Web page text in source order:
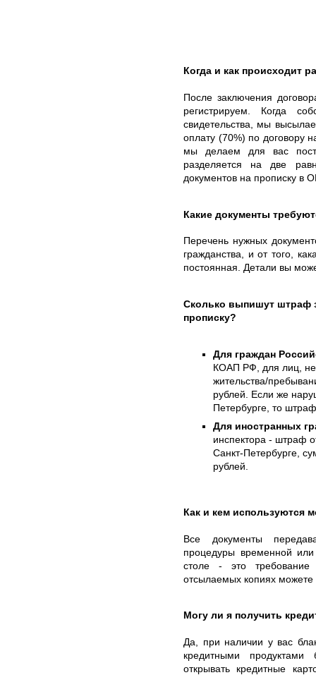
Когда и как происходит
После заключения
регистрируем. Когда
свидетельства, мы
оплату (70%) по договору
мы делаем для вас
разделяется на две
документов на прописку в
Какие документы
Перечень нужных
гражданства, и от того,
постоянная. Детали вы
Сколько выпишут штраф
прописку?
Для граждан
КОАП РФ, для лиц, не
жительства/
рублей. Если же
Петербурге, то
Для иностранных
инспектора - штраф
Санкт-Петербурге,
рублей.
Как и кем используются
Все документы
процедуры временной
столе - это
отсылаемых копиях можете
Могу ли я получить
Да, при наличии у вас
кредитными
открывать кредитные